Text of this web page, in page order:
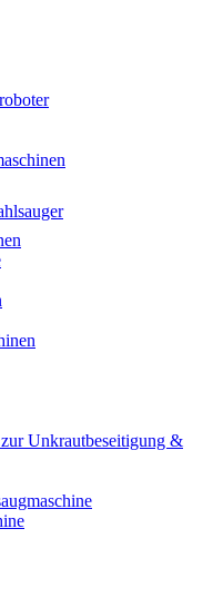
Unkrautbeseitigung &